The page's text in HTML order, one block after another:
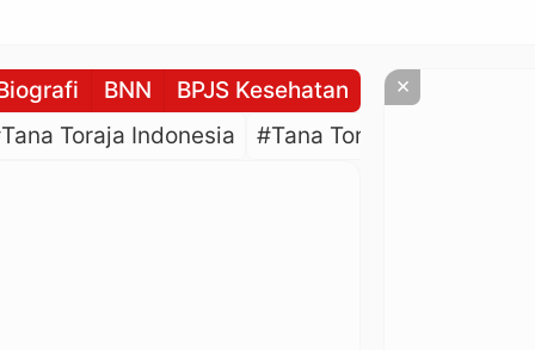
BNN BPJS Kesehatan BPJS
Toraja Indonesia #Tana Toraja Culture
×